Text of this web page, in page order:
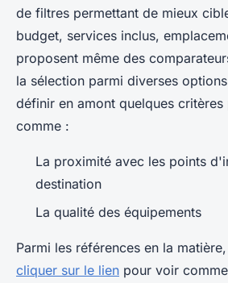
de filtres permettant de mieux
budget, services inclus,
proposent même des
la sélection parmi diverses
définir en amont quelques critères
comme :
La proximité avec les points
destination
La qualité des équipements
Parmi les références en la
cliquer sur le lien pour voir